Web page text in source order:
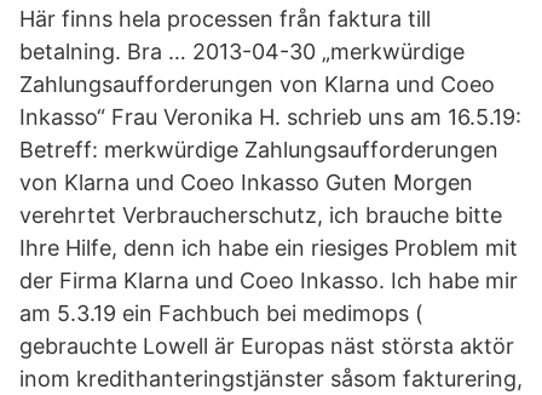
Här finns hela processen från faktura till
betalning. Bra … 2013-04-30 „merkwürdige
Zahlungsaufforderungen von Klarna und Coeo
Inkasso“ Frau Veronika H. schrieb uns am 16.5.19:
Betreff: merkwürdige Zahlungsaufforderungen
von Klarna und Coeo Inkasso Guten Morgen
verehrtet Verbraucherschutz, ich brauche bitte
Ihre Hilfe, denn ich habe ein riesiges Problem mit
der Firma Klarna und Coeo Inkasso. Ich habe mir
am 5.3.19 ein Fachbuch bei medimops (
gebrauchte Lowell är Europas näst största aktör
inom kredithanteringstjänster såsom fakturering,